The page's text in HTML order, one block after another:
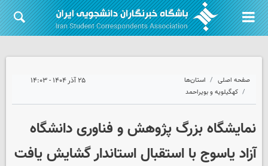
صفحه اصلی
استان‌ها
کهگیلویه و بویراحمد
۲۵ آذر ۱۴۰۴ - ۱۴:۰۳
نمایشگاه بزرگ پژوهش و فناوری دانشگاه
آزاد یاسوج با استقبال استاندار گشایش یافت